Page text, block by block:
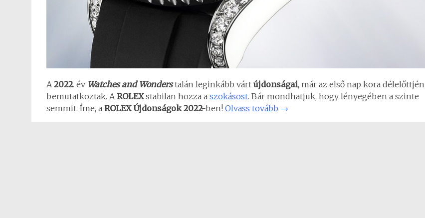
A2022. év Watches and Wonderstalán leginkább várt újdonságai, már az első nap kora délelőttjén
bemutatkoztak. AROLEXstabilan hozza a szokásost. Bár mondhatjuk, hogy lényegében a szinte
semmit. Íme, a ROLEX Újdonságok 2022-ben! Olvass tovább →